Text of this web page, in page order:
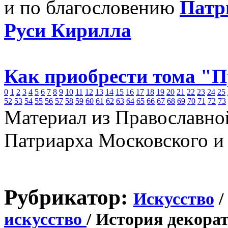
и по благословению
Руси Кирилла
Как приобрести тома
0 1 2 3 4 5 6 7 8 9 10 11 12 13 14 15 16 17 18 19 20 21 22 23 24 25
52 53 54 55 56 57 58 59 60 61 62 63 64 65 66 67 68 69 70 71 72 73
Материал из
Патриарха Московского
Рубрикатор: Искусство /
искусство / История